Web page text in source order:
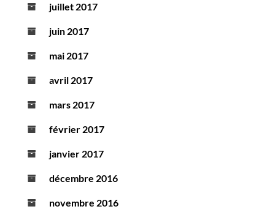
juillet 2017
juin 2017
mai 2017
avril 2017
mars 2017
février 2017
janvier 2017
décembre 2016
novembre 2016